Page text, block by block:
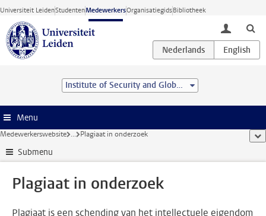
Ga direct naar de inhoud
Universiteit LeidenStudentenMedewerkersOrganisatiegidsBibliotheek
toggle
Institute of Security and Global Affairs
Menu
Medewerkerswebsite ... Plagiaat in onderzoek
Submenu
Plagiaat in onderzoek
Plagiaat is een schending van het intellectuele eigendom